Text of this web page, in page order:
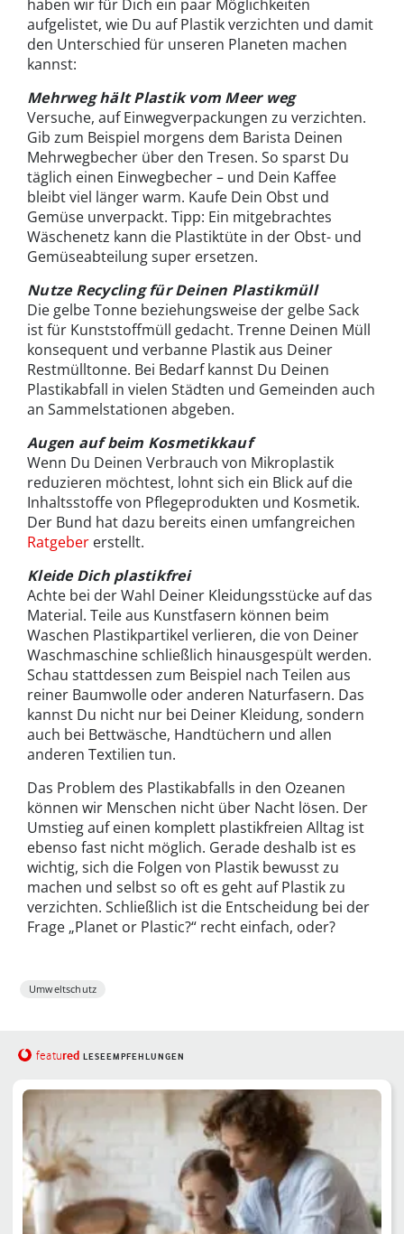
haben wir für Dich ein paar Möglichkeiten
aufgelistet, wie Du auf Plastik verzichten und damit
den Unterschied für unseren Planeten machen
kannst:
Mehrweg hält Plastik vom Meer weg
Versuche, auf Einwegverpackungen zu verzichten.
Gib zum Beispiel morgens dem Barista Deinen
Mehrwegbecher über den Tresen. So sparst Du
täglich einen Einwegbecher – und Dein Kaffee
bleibt viel länger warm. Kaufe Dein Obst und
Gemüse unverpackt. Tipp: Ein mitgebrachtes
Wäschenetz kann die Plastiktüte in der Obst- und
Gemüseabteilung super ersetzen.
Nutze Recycling für Deinen Plastikmüll
Die gelbe Tonne beziehungsweise der gelbe Sack
ist für Kunststoffmüll gedacht. Trenne Deinen Müll
konsequent und verbanne Plastik aus Deiner
Restmülltonne. Bei Bedarf kannst Du Deinen
Plastikabfall in vielen Städten und Gemeinden auch
an Sammelstationen abgeben.
Augen auf beim Kosmetikkauf
Wenn Du Deinen Verbrauch von Mikroplastik
reduzieren möchtest, lohnt sich ein Blick auf die
Inhaltsstoffe von Pflegeprodukten und Kosmetik.
Der Bund hat dazu bereits einen umfangreichen
Ratgeber erstellt.
Kleide Dich plastikfrei
Achte bei der Wahl Deiner Kleidungsstücke auf das
Material. Teile aus Kunstfasern können beim
Waschen Plastikpartikel verlieren, die von Deiner
Waschmaschine schließlich hinausgespült werden.
Schau stattdessen zum Beispiel nach Teilen aus
reiner Baumwolle oder anderen Naturfasern. Das
kannst Du nicht nur bei Deiner Kleidung, sondern
auch bei Bettwäsche, Handtüchern und allen
anderen Textilien tun.
Das Problem des Plastikabfalls in den Ozeanen
können wir Menschen nicht über Nacht lösen. Der
Umstieg auf einen komplett plastikfreien Alltag ist
ebenso fast nicht möglich. Gerade deshalb ist es
wichtig, sich die Folgen von Plastik bewusst zu
machen und selbst so oft es geht auf Plastik zu
verzichten. Schließlich ist die Entscheidung bei der
Frage „Planet or Plastic?“ recht einfach, oder?
Umweltschutz
featured LESEEMPFEHLUNGEN